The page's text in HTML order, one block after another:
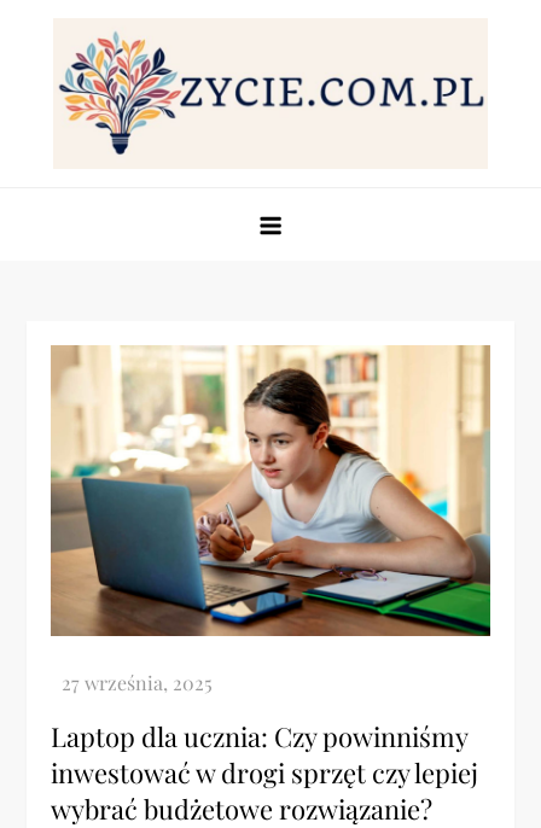
content
Laptop dla ucznia: Czy powinniśmy
inwestować w drogi sprzęt czy lepiej
wybrać budżetowe rozwiązanie?